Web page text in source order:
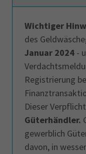
Wichtiger
des
Januar 2024 -
Registrierung
Dieser
Güterhändler.
gewerblich
davon, in